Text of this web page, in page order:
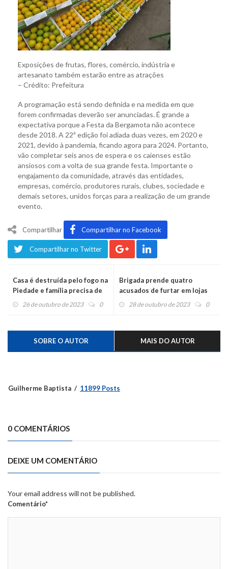
Exposições de frutas, flores, comércio, indústria e
artesanato também estarão entre as atrações
– Crédito: Prefeitura
A programação está sendo definida e na medida em que
forem confirmadas deverão ser anunciadas. É grande a
expectativa porque a Festa da Bergamota não acontece
desde 2018. A 22ª edição foi adiada duas vezes, em 2020 e
2021, devido à pandemia, ficando agora para 2024. Portanto,
vão completar seis anos de espera e os caienses estão
ansiosos com a volta de sua grande festa. Importante o
engajamento da comunidade, através das entidades,
empresas, comércio, produtores rurais, clubes, sociedade e
demais setores, unidos forças para a realização de um grande
evento.
Compartilhar Compartilhar no Facebook
Compartilhar no Twitter
Casa é destruída pelo fogo na
Piedade e família precisa de
ajuda26 de outubro de 2023 0
Brigada prende quatro
acusados de furtar em lojas
do Caí e Caxias
28 de outubro de 2023 0
SOBRE O AUTOR MAIS DO AUTOR
Guilherme Baptista 11899 Posts
0 COMENTÁRIOS
DEIXE UM COMENTÁRIO
Your email address will not be published.
Comentário*